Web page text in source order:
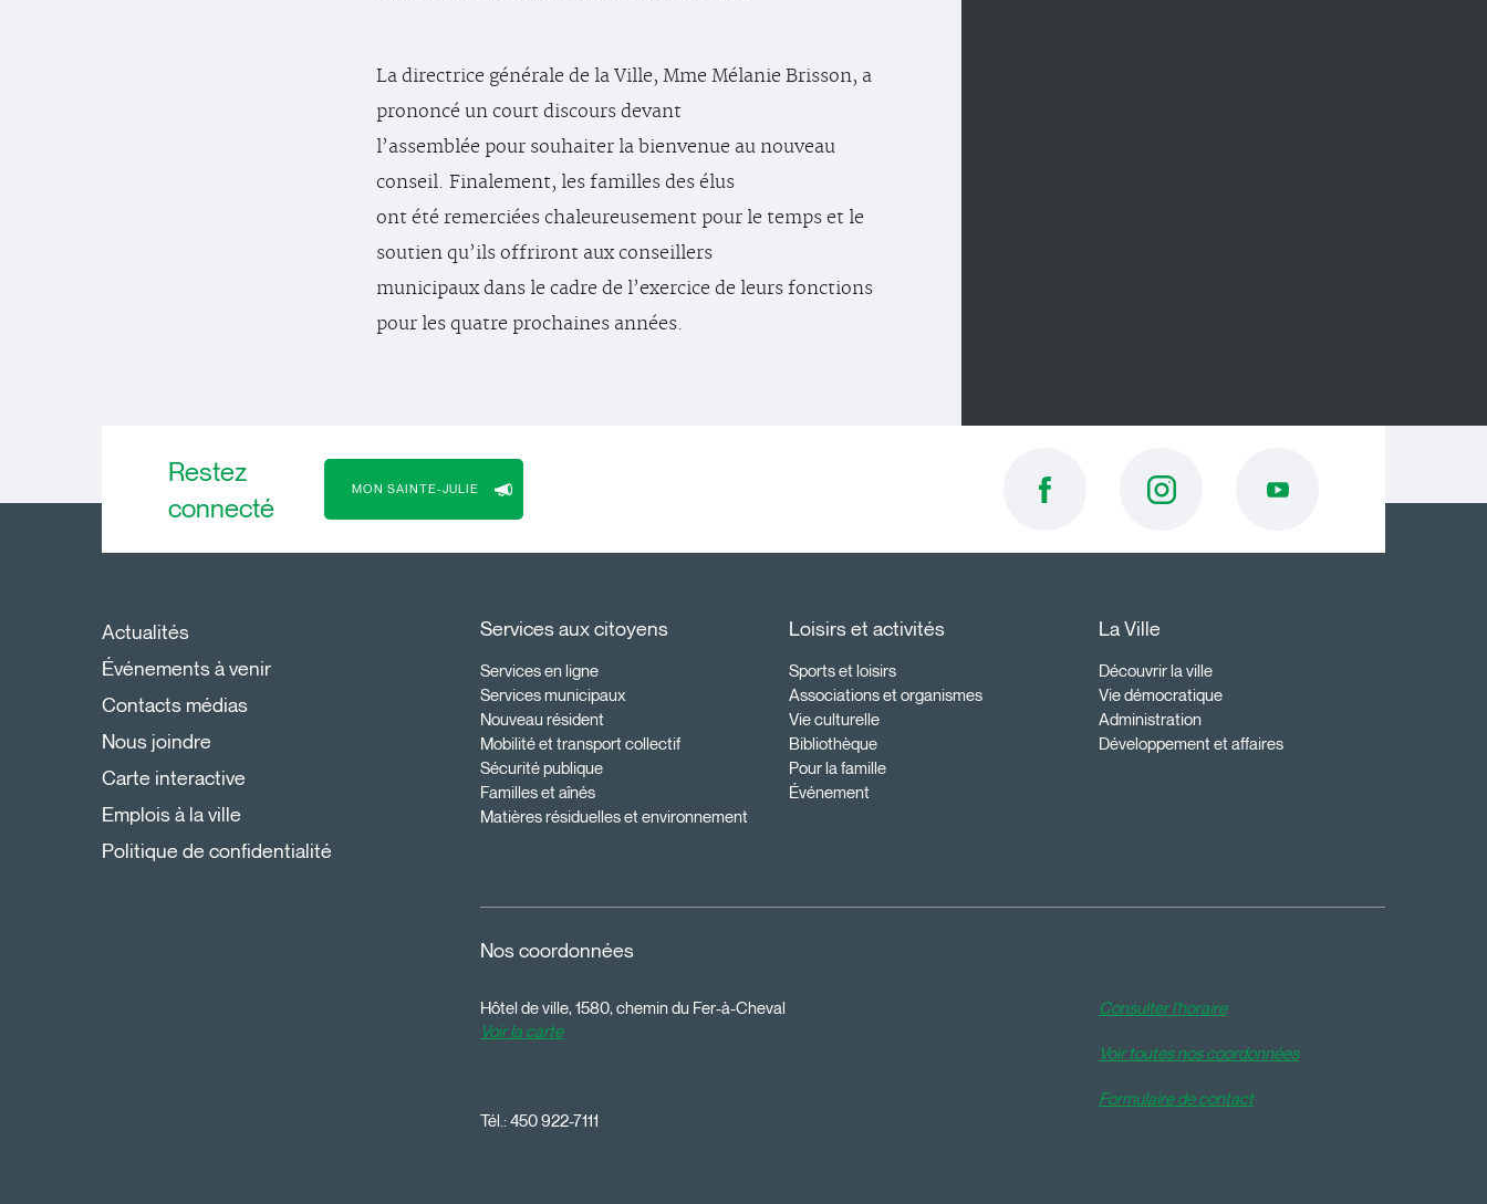
La directrice générale de la Ville, Mme Mélanie Brisson, a
prononcé un court discours devant
l’assemblée pour souhaiter la bienvenue au nouveau
conseil. Finalement, les familles des élus
ont été remerciées chaleureusement pour le temps et le
soutien qu’ils offriront aux conseillers
municipaux dans le cadre de l’exercice de leurs fonctions
pour les quatre prochaines années.
Restez
connecté
MON SAINTE-JULIE
Actualités
Événements à venir
Contacts médias
Nous joindre
Carte interactive
Emplois à la ville
Politique de confidentialité
Services aux citoyens
Services en ligne
Services municipaux
Nouveau résident
Mobilité et transport collectif
Sécurité publique
Familles et aînés
Matières résiduelles et environnement
Loisirs et activités
Sports et loisirs
Associations et organismes
Vie culturelle
Bibliothèque
Pour la famille
Événement
La Ville
Découvrir la ville
Vie démocratique
Administration
Développement et affaires
Nos coordonnées
Hôtel de ville, 1580, chemin du Fer-à-Cheval
Voir la carte
Tél.:450 922-7111
Consulter l'horaire
Voir toutes nos coordonnées
Formulaire de contact